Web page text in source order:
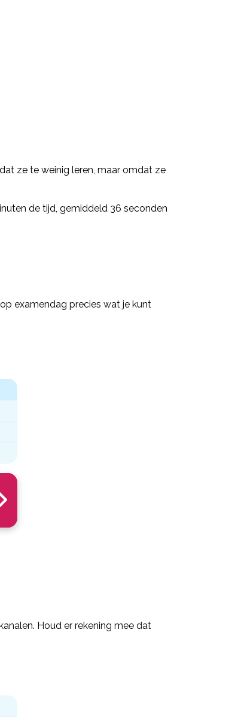
ze te weinig leren, maar omdat ze
de tijd, gemiddeld 36 seconden
examendag precies wat je kunt
Houd er rekening mee dat